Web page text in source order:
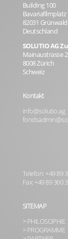
Building 100
Bavariafilmplatz
82031 Grünwald
Deutschland
SOLUTIO AG
Mainaustrasse
8008 Zürich
Schweiz
Kontakt
info@solutio.ag
Telefon: +49 89
Fax: +49 89 360
SITEMAP
> PHILOSOPHIE
> PROGRAMME